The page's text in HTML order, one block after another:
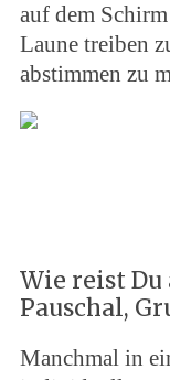
auf dem
Laune treiben
abstimmen zu
Wie reist
Pauschal,
Manchmal in